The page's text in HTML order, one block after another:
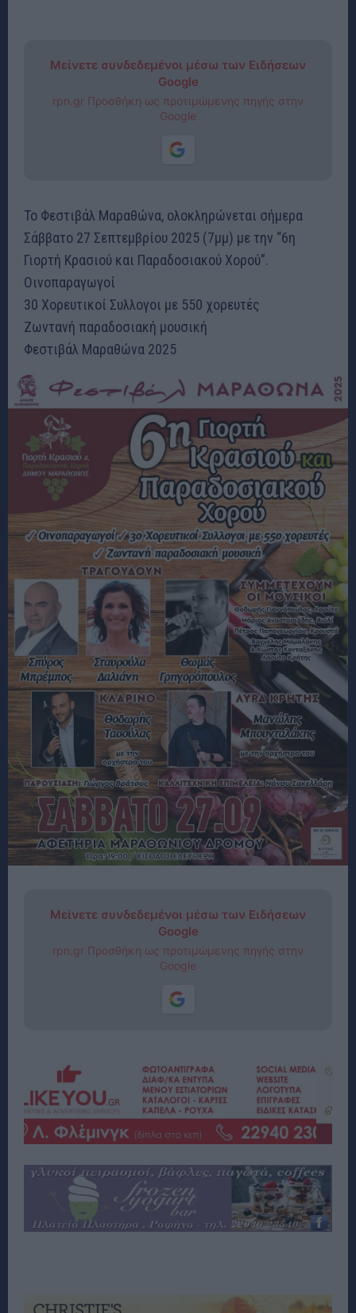
Μείνετε συνδεδεμένοι μέσω των Ειδήσεων
Google
rpn.gr Προσθήκη ως προτιμώμενης πηγής στην
Google
Το Φεστιβάλ Μαραθώνα, ολοκληρώνεται σήμερα
Σάββατο 27 Σεπτεμβρίου 2025 (7μμ) με την “6η
Γιορτή Κρασιού και Παραδοσιακού Χορού”.
Οινοπαραγωγοί
30 Χορευτικοί Συλλογοι με 550 χορευτές
Ζωντανή παραδοσιακή μουσική
Φεστιβάλ Μαραθώνα 2025
Μείνετε συνδεδεμένοι μέσω των Ειδήσεων
Google
rpn.gr Προσθήκη ως προτιμώμενης πηγής στην
Google